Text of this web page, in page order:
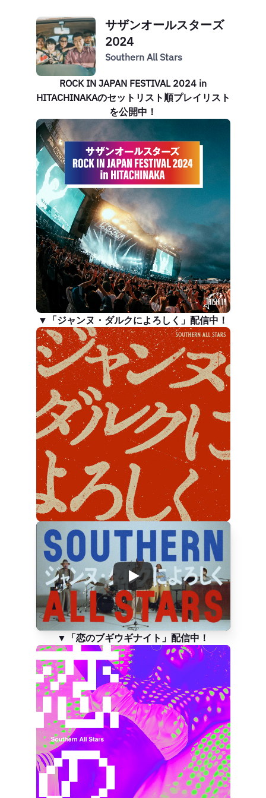
サザンオールスターズ
2024
Southern All Stars
ROCK IN JAPAN FESTIVAL 2024 in
HITACHINAKAのセットリスト順プレイリスト
を公開中！
▼「ジャンヌ・ダルクによろしく」配信中！
▼「恋のブギウギナイト」配信中！